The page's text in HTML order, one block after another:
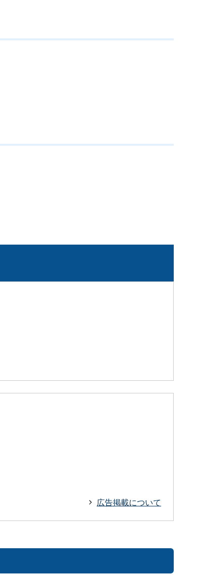
広告掲載について